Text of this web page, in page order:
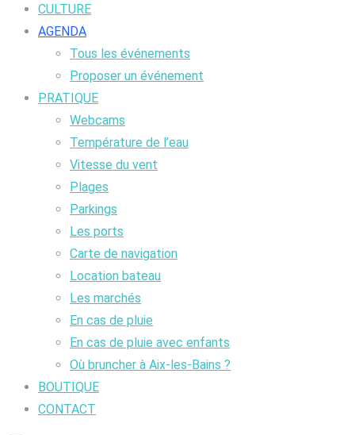
CULTURE
AGENDA
Tous les événements
Proposer un événement
PRATIQUE
Webcams
Température de l’eau
Vitesse du vent
Plages
Parkings
Les ports
Carte de navigation
Location bateau
Les marchés
En cas de pluie
En cas de pluie avec enfants
Où bruncher à Aix-les-Bains ?
BOUTIQUE
CONTACT